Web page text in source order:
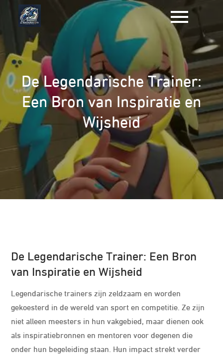
inhoud
De Legendarische Trainer:
Een Bron van Inspiratie en
Wijsheid
De Legendarische Trainer: Een Bron
van Inspiratie en Wijsheid
Legendarische trainers zijn zeldzaam en worden
gekoesterd in de wereld van sport en competitie. Ze zijn
niet alleen meesters in hun vakgebied, maar dienen ook
als inspiratiebronnen en mentoren voor degenen die
onder hun begeleiding staan. Hun impact strekt verder